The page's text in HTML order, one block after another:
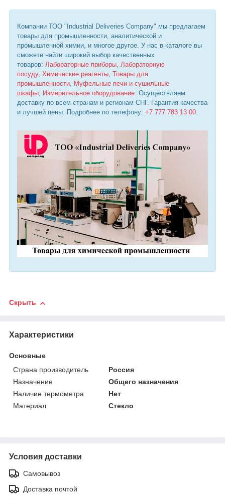
Компании ТОО "Industrial Deliveries Company" мы предлагаем
товары для промышленности, аналитической и
промышленной химии, и многое другое. У нас в каталоге вы
сможете найти широкий выбор качественных
товаров: Лабораторные приборы, Лабораторную
посуду, Химические реагенты, Товары для
промышленности, Муфельные печи и сушильные
шкафы, Измерительное оборудование. Осуществляем
доставку по всем странам и регионам СНГ. Гарантия качества
и лучшей цены. Подробнее по телефону: +7 777 783 13 00.
Скрыть
Характеристики
Основные
Страна производитель
Россия
Назначение
Общего назначения
Наличие термометра
Нет
Материал
Стекло
Условия доставки
Самовывоз
Доставка почтой